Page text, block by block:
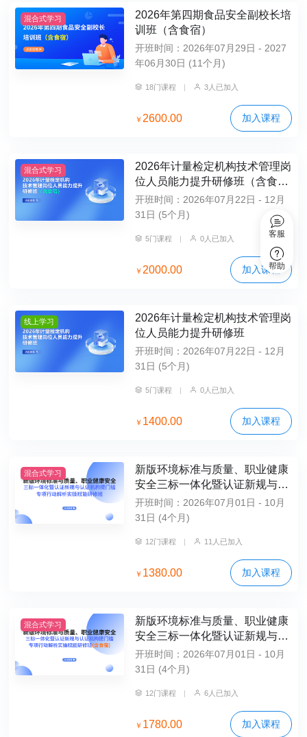
客服
帮助
混合式学习
2026年第四期食品安全副校长培
训班（含食宿）
开班时间：2026年07月29日 - 2027
年06月30日 (11个月)
18门课程 3人已加入
￥2600.00 加入课程
混合式学习
2026年计量检定机构技术管理岗
位人员能力提升研修班（含食
宿）
开班时间：2026年07月22日 - 12月
31日 (5个月)
5门课程 0人已加入
￥2000.00 加入课程
线上学习
2026年计量检定机构技术管理岗
位人员能力提升研修班
开班时间：2026年07月22日 - 12月
31日 (5个月)
5门课程 0人已加入
￥ 1400.00 加入课程
混合式学习
新版环境标准与质量、职业健康
安全三标一体化暨认证新规与认
证机构提门槛专项行动解析实操
赋能研修班（不含食宿）
开班时间：2026年07月01日 - 10月
31日 (4个月)
12门课程 11人已加入
￥ 1380.00 加入课程
混合式学习
新版环境标准与质量、职业健康
安全三标一体化暨认证新规与认
证机构提门槛专项行动解析实操
赋能研修班（含食宿）
开班时间：2026年07月01日 - 10月
31日 (4个月)
12门课程 6人已加入
￥ 1780.00 加入课程